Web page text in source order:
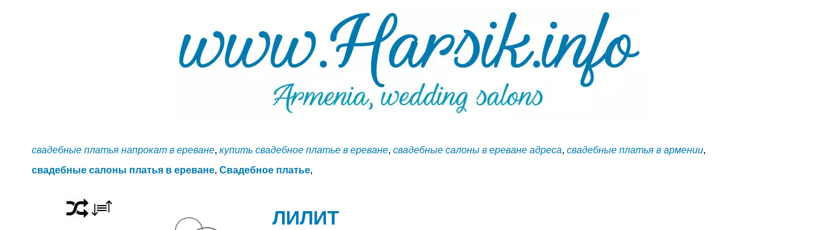
свадебные платья напрокат в ереване, купить свадебное платье в ереване, свадебные салоны в ереване адреса, свадебные платья в армении,
свадебные салоны платья в ереване, Свадебное платье,
ЛИЛИТ